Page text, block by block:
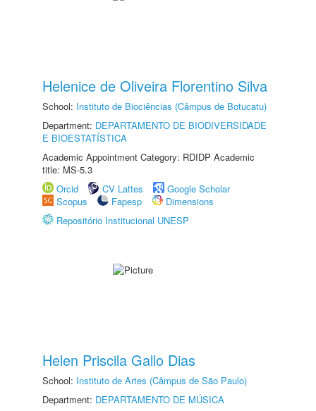
Helenice de Oliveira Florentino Silva
School: Instituto de Biociências (Câmpus de Botucatu)
Department: DEPARTAMENTO DE BIODIVERSIDADE
E BIOESTATÍSTICA
Academic Appointment Category: RDIDP Academic
title: MS-5.3
Orcid
CV Lattes
Google Scholar
Scopus
Fapesp
Dimensions
Repositório Institucional UNESP
Helen Priscila Gallo Dias
School: Instituto de Artes (Câmpus de São Paulo)
Department: DEPARTAMENTO DE MÚSICA